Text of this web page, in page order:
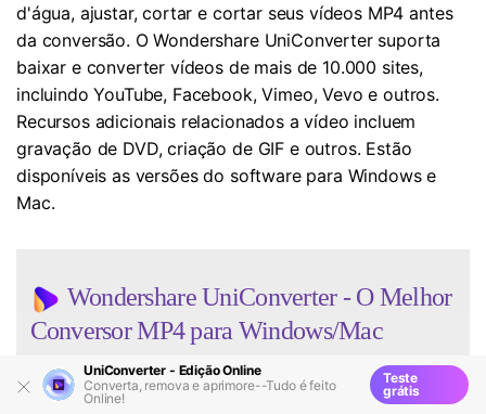
d'água, ajustar, cortar e cortar seus vídeos MP4 antes
da conversão. O Wondershare UniConverter suporta
baixar e converter vídeos de mais de 10.000 sites,
incluindo YouTube, Facebook, Vimeo, Vevo e outros.
Recursos adicionais relacionados a vídeo incluem
gravação de DVD, criação de GIF e outros. Estão
disponíveis as versões do software para Windows e
Mac.
Wondershare UniConverter - O Melhor
Conversor MP4 para Windows/Mac
UniConverter - Edição Online
Converta, remova e aprimore--Tudo é feito
Online!
Teste
grátis